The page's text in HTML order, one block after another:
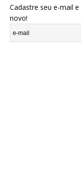
Cadastre seu e-mail
novo!